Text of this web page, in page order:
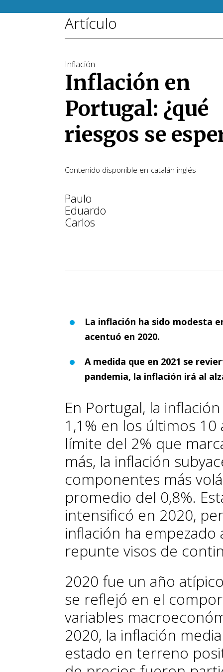
Artículo
Inflación
Inflación en
Portugal: ¿qué
riesgos se
Contenido disponible en catalán inglés
Paulo
Eduardo
Carlos
La inflación ha sido modesta
acentuó en 2020.
A medida que en 2021 se
pandemia, la inflación irá al
En Portugal, la
1,1% en los últimos
límite del 2% que
más, la inflación
componentes más
promedio del 0,8%.
intensificó en 2020,
inflación ha
repunte visos de
2020 fue un año
se reflejó en el
variables
2020, la inflación
estado en terreno